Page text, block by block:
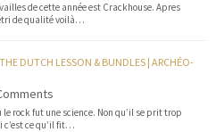
de cette année est Crackhouse. Apres
de qualité voilà…
DUTCH LESSON & BUNDLES | ARCHÉO-
le rock fut une science. Non qu’il se prit trop
c’est ce qu’il fit…